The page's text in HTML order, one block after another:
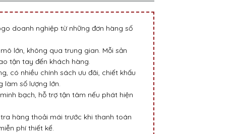
doanh nghiệp từ những đơn hàng số
lớn, không qua trung gian. Mỗi sản
tận tay đến khách hàng.
có nhiều chính sách ưu đãi, chiết khấu
làm số lượng lớn.
bạch, hỗ trợ tận tâm nếu phát hiện
hàng thoải mái trước khi thanh toán
phí thiết kế.